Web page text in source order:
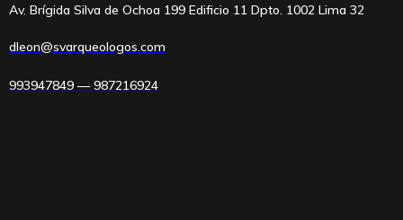
Av. Brígida Silva de Ochoa 199 Edificio 11 Dpto. 1002 Lima 32
dleon@svarqueologos.com
993947849 — 987216924